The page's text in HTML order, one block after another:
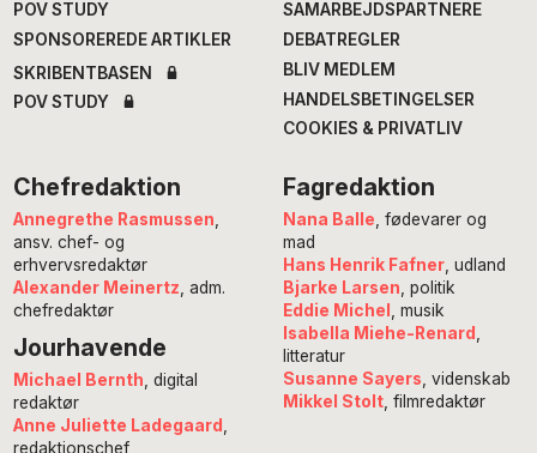
POV STUDY
SPONSOREREDE ARTIKLER
SKRIBENTBASEN
POV STUDY
SAMARBEJDSPARTNERE
DEBATREGLER
BLIV MEDLEM
HANDELSBETINGELSER
COOKIES & PRIVATLIV
Chefredaktion
Annegrethe Rasmussen
ansv. chef- og
erhvervsredaktør
Alexander Meinertz , adm.
chefredaktør
Jourhavende
Michael Bernth , digital
redaktør
Anne Juliette Ladegaard
redaktionschef
Fagredaktion
Nana Balle , fødevarer og
mad
Hans Henrik Fafner, udland
Bjarke Larsen , politik
Eddie Michel
, musik
Isabella Miehe-Renard
litteratur
Susanne Sayers , videnskab
Mikkel Stolt, filmredaktør